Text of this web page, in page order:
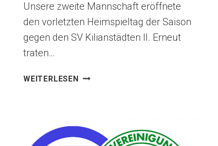
Unsere zweite Mannschaft eröffnete
den vorletzten Heimspieltag der Saison
gegen den SV Kilianstädten II. Erneut
traten…
WEITERLESENWENIG
KAMPF